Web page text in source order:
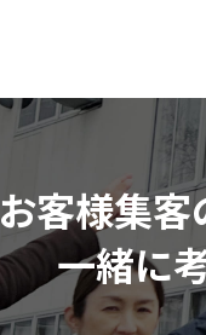
お客様集
一緒に